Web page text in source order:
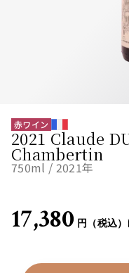
赤ワイン
2021 Claude
Chambertin
750ml / 2021年
17,380 円（税込）